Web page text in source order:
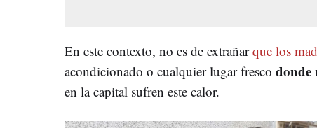
En este contexto, no es de extrañarque los
acondicionado o cualquier lugar fresco donde
en la capital sufren este calor.